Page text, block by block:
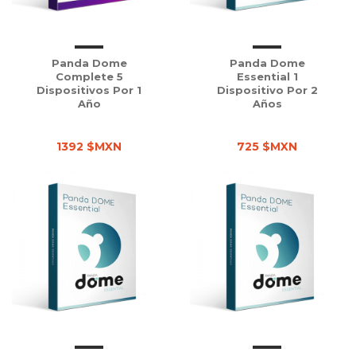
Panda Dome
Complete 5
Dispositivos Por 1
Año
1392 $MXN
Panda Dome
Essential 1
Dispositivo Por 2
Años
725 $MXN